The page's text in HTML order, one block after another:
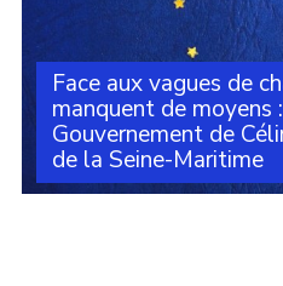
Face aux vagues de
manquent de moyens
Gouvernement de
de la Seine-Maritime
Lors des Questions au